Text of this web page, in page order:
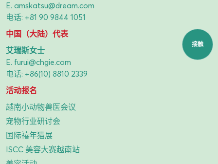
E. amskatsu@dream.com
电话: +81 90 9844 1051
中国（大陆）代表
艾瑞斯女士
E. furui@chgie.com
电话: +86(10) 8810 2339
活动报名
越南小动物兽医会议
宠物行业研讨会
国际禧年猫展
ISCC 美容大赛越南站
接触